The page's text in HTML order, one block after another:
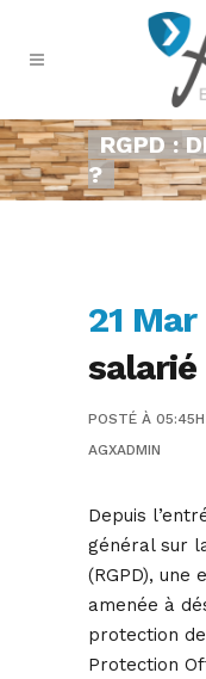
RGPD :
?
21 Mar
POSTÉ À 05:45H
AGXADMIN
Depuis
général sur
(RGPD),
amenée à
protection
Protection